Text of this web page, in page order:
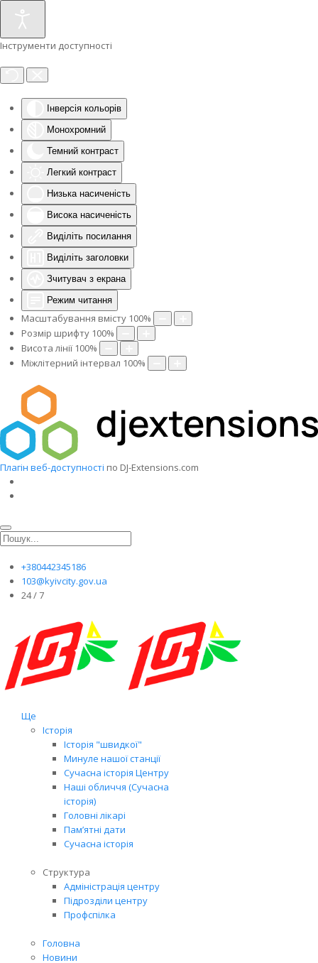
Інструменти доступності
Інверсія кольорів
Монохромний
Темний контраст
Легкий контраст
Низька насиченість
Висока насиченість
Виділіть посилання
Виділіть заголовки
Зчитувач з екрана
Режим читання
Масштабування вмісту 100%
Розмір шрифту 100%
Висота лінії 100%
Міжлітерний інтервал 100%
Плагін веб-доступності по DJ-Extensions.com
+380442345186
103@kyivcity.gov.ua
24 / 7
Ще
Історія
Історія "швидкої"
Минуле нашої станції
Сучасна історія Центру
Наші обличчя (Сучасна
історія)
Головні лікарі
Пам’ятні дати
Сучасна історія
Структура
Адміністрація центру
Підрозділи центру
Профспілка
Головна
Новини